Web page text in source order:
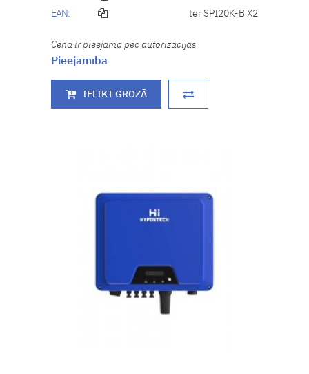
EAN:
ter SPI20K-B X2
Cena ir pieejama pēc autorizācijas
Pieejamība
IELIKT GROZĀ